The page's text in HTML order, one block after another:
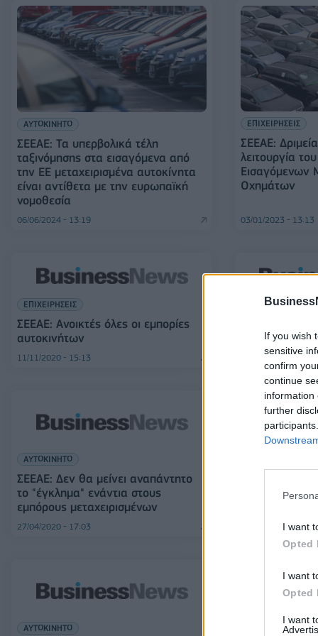
If you wish
sensitive
confirm
continue
information
further
I want
Opted
I want
Opted
I want
ΑΥΤΟΚΙΝΗΤΟ
ΣΕΕΑΕ: Τα υπερβολικά τέλη
ταξινόμησης στα εισαγόμενα από
την ΕΕ μεταχειρισμένα αυτοκίνητα
είναι αντίθετα με την ευρωπαϊκή
νομοθεσία
06/06/2024 - 13:19
ΕΠΙΧΕΙΡΗΣΕΙΣ
ΣΕΕΑΕ:
λειτουργία
Εισαγόμενων
Οχημάτων
03/01/2023 - 13:13
ΕΠΙΧΕΙΡΗΣΕΙΣ
ΣΕΕΑΕ: Ανοικτές όλες οι εμπορίες
αυτοκινήτων
11/11/2020 - 15:13
ΑΥΤΟΚΙΝΗΤΟ
Προώθηση
09/06/2020 - 12:02
ΑΥΤΟΚΙΝΗΤΟ
ΣΕΕΑΕ: Δεν θα μείνει αναπάντητο
το "έγκλημα" ενάντια στους
εμπόρους μεταχειρισμένων
27/04/2020 - 17:03
ΕΠΙΧΕΙΡΗΣΕΙΣ
03/07/2019 - 03:00
ΑΥΤΟΚΙΝΗΤΟ